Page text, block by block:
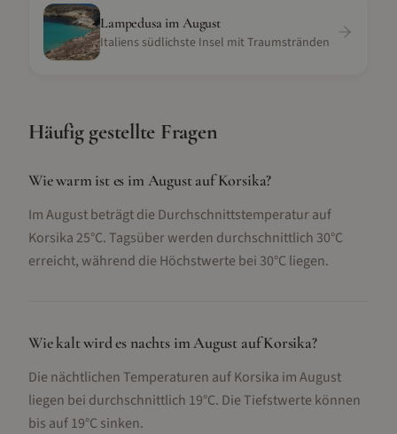
Lampedusa im August
Italiens südlichste Insel mit Traumstränden
Häufig gestellte Fragen
Wie warm ist es im August auf Korsika?
Im August beträgt die Durchschnittstemperatur auf
Korsika 25°C. Tagsüber werden durchschnittlich 30°C
erreicht, während die Höchstwerte bei 30°C liegen.
Wie kalt wird es nachts im August auf Korsika?
Die nächtlichen Temperaturen auf Korsika im August
liegen bei durchschnittlich 19°C. Die Tiefstwerte können
bis auf 19°C sinken.